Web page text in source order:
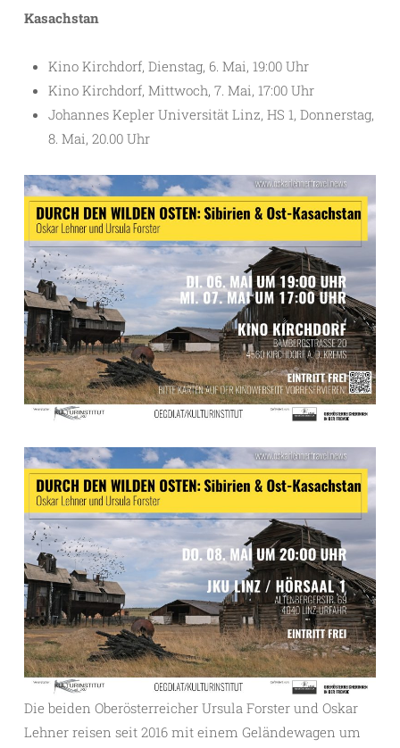
Kasachstan
Kino Kirchdorf, Dienstag, 6. Mai, 19:00 Uhr
Kino Kirchdorf, Mittwoch, 7. Mai, 17:00 Uhr
Johannes Kepler Universität Linz, HS 1, Donnerstag,
8. Mai, 20.00 Uhr
Die beiden Oberösterreicher Ursula Forster und Oskar
Lehner reisen seit 2016 mit einem Geländewagen um